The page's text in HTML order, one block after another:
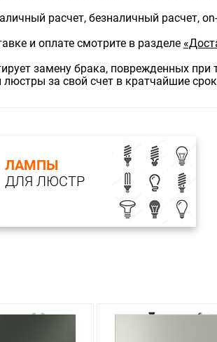
расчет, безналичный расчет,
и оплате смотрите в разделе
замену брака, поврежденных при
люстры за свой счет в кратчайшие
ЛАМПЫ
ДЛЯ ЛЮСТР